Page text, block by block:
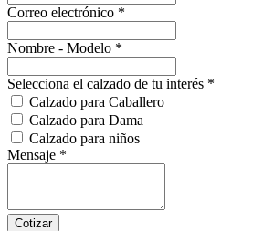
Correo electrónico *
Nombre - Modelo *
Selecciona el calzado de tu interés *
Calzado para Caballero
Calzado para Dama
Calzado para niños
Mensaje *
Cotizar